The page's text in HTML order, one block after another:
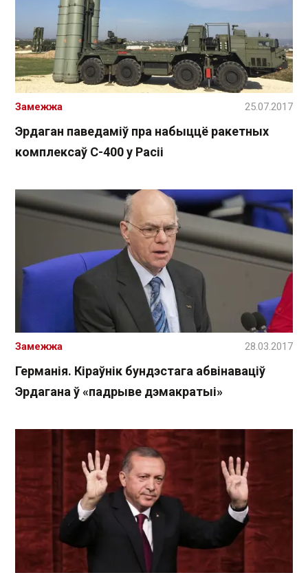
Эрдаган паведаміў пра набыццё ракетных
комплексаў C-400 у Расіі
Замежжа 25.07.2017
Германія. Кіраўнік бундэстага абвінаваціў
Эрдагана ў «падрыве дэмакратыі»
Замежжа 28.03.2017